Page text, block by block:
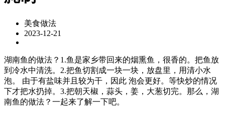
美食做法
2023-12-21
湖南鱼的做法？1.鱼是家乡带回来的烟熏鱼，很香的。把鱼放
到冷水中清洗。2.把鱼切割成一块一块，放盘里，用清小水
泡。 由于有盐味并且较为干，因此 泡会更好。等快炒的情况
下才把水扔掉。3.把朝天椒，蒜头，姜，大葱切完。那么，湖
南鱼的做法？一起来了解一下吧。